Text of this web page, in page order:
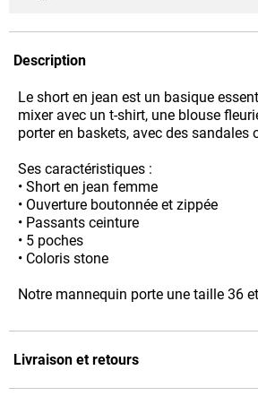
Description
Le short en jean est un basique
mixer avec un t-shirt, une blouse
porter en baskets, avec des sandales
Ses caractéristiques :
• Short en jean femme
• Ouverture boutonnée et zippée
• Passants ceinture
• 5 poches
• Coloris stone
Notre mannequin porte une taille 36
Livraison et retours